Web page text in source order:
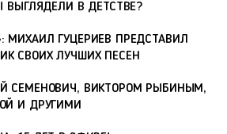
ВЫГЛЯДЕЛИ В ДЕТСТВЕ?
МИХАИЛ ГУЦЕРИЕВ ПРЕДСТАВИЛ
СВОИХ ЛУЧШИХ ПЕСЕН
СЕМЕНОВИЧ, ВИКТОРОМ РЫБИНЫМ,
И ДРУГИМИ